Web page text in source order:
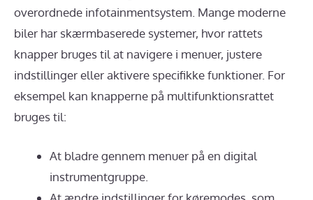
overordnede infotainmentsystem. Mange moderne
biler har skærmbaserede systemer, hvor rattets
knapper bruges til at navigere i menuer, justere
indstillinger eller aktivere specifikke funktioner. For
eksempel kan knapperne på multifunktionsrattet
bruges til:
At bladre gennem menuer på en digital
instrumentgruppe.